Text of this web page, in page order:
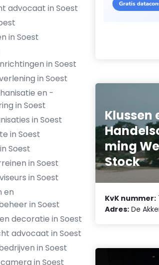
advocaat in Soest
in Soest
in Soest
in Soest
en -
in Soest
in Soest
in Soest
Soest
in Soest
in Soest
en
in Soest
decoratie in Soest
advocaat in Soest
in Soest
in Soest
Klussen
ming
Stock
KvK nummer:
Adres: De